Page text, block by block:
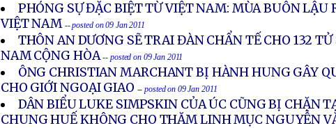
PHÓNG SỰ ĐẶC BIỆT TỪ VIỆT NAM: MÙA BUÔN LẬU
VIỆT NAM -- posted on 09 Jan 2011
THÔN AN DƯƠNG SẼ TRAI ĐÀN CHẨN TẾ CHO 132
NAM CỘNG HÒA -- posted on 09 Jan 2011
ÔNG CHRISTIAN MARCHANT BỊ HÀNH HUNG GÂY
CHO GIỚI NGOẠI GIAO -- posted on 09 Jan 2011
DÂN BIỂU LUKE SIMPSKIN CỦA ÚC CŨNG BỊ CHẶN
CHUNG HUẾ KHÔNG CHO THĂM LINH MỤC NGUYỄN